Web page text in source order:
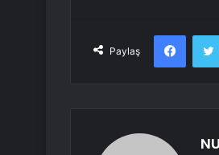
Paylaş